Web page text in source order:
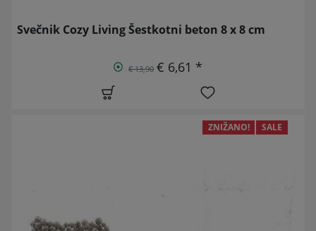
Svečnik Cozy Living Šestkotni beton 8 x 8 cm
€ 13,90 € 6,61 *
ZNIŽANO! SALE